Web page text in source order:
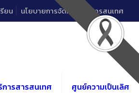
ยน นโยบายการจัดการด้านสารสนเทศ
ารสารสนเทศ ศูนย์ความเป็นเลิศ